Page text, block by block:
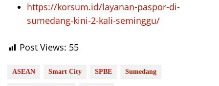
https://korsum.id/layanan-paspor-di-
sumedang-kini-2-kali-seminggu/
Post Views: 55
ASEAN Smart City SPBE Sumedang